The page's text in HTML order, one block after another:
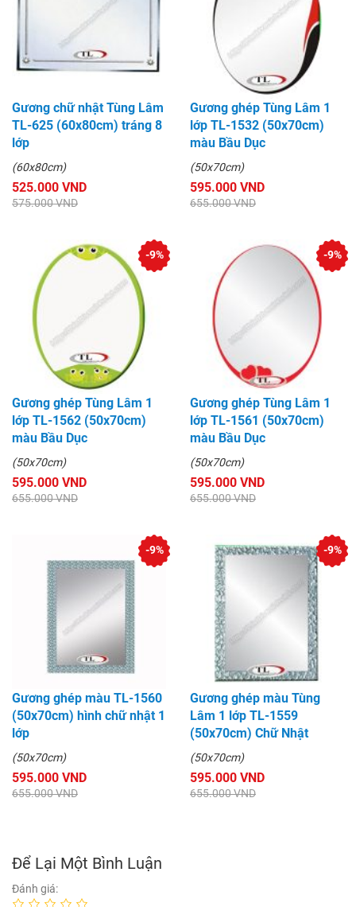
Gương chữ nhật Tùng Lâm
TL-625 (60x80cm) tráng 8
lớp
(60x80cm)
525.000 VND
575.000 VND
Gương ghép Tùng Lâm 1
lớp TL-1532 (50x70cm)
màu Bầu Dục
(50x70cm)
595.000 VND
655.000 VND
Gương ghép Tùng Lâm 1
lớp TL-1562 (50x70cm)
màu Bầu Dục
(50x70cm)
595.000 VND
655.000 VND
-9%
Gương ghép Tùng Lâm 1
lớp TL-1561 (50x70cm)
màu Bầu Dục
(50x70cm)
595.000 VND
655.000 VND
-9%
Gương ghép màu TL-1560
(50x70cm) hình chữ nhật 1
lớp
(50x70cm)
595.000 VND
655.000 VND
-9%
Gương ghép màu Tùng
Lâm 1 lớp TL-1559
(50x70cm) Chữ Nhật
(50x70cm)
595.000 VND
655.000 VND
-9%
Để Lại Một Bình Luận
Đánh giá: